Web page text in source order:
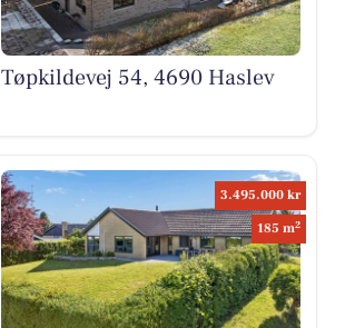
Tøpkildevej 54, 4690 Haslev
3.495.000 kr
185 m2